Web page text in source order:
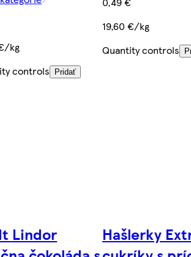
kg
controls
Pridať
19,60 €/kg
Quantity controls
Lindor
Hašlerky